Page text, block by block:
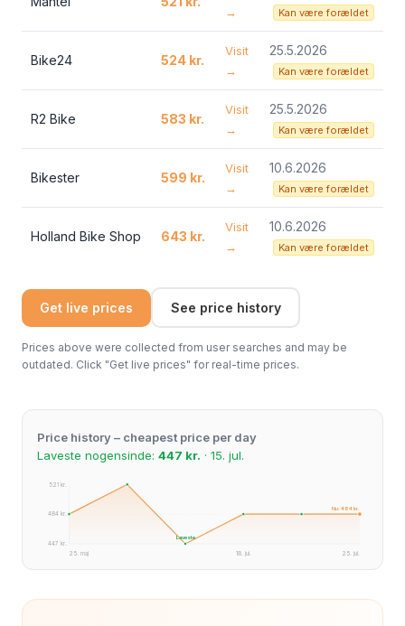
→ Kan være forældet
Bike24 524 kr.
Visit
→
25.5.2026
Kan være forældet
R2 Bike 583 kr.
Visit
→
25.5.2026
Kan være forældet
Bikester 599 kr.
Visit
→
10.6.2026
Kan være forældet
Holland Bike Shop 643 kr.
Visit
→
10.6.2026
Kan være forældet
Get live prices See price history
Prices above were collected from user searches and may be
outdated. Click "Get live prices" for real-time prices.
Price history – cheapest price per day
Laveste nogensinde: 447 kr. · 15. jul.
521 kr.
484 kr.
447 kr.
25. maj 25. jul.
18. jul.
Laveste
Nu: 484 kr.